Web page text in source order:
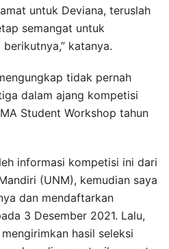
untuk Deviana, teruslah
semangat untuk
katanya.
tidak pernah
dalam ajang kompetisi
Student Workshop tahun
informasi kompetisi ini dari
(UNM), kemudian saya
dan mendaftarkan
3 Desember 2021. Lalu,
hasil seleksi